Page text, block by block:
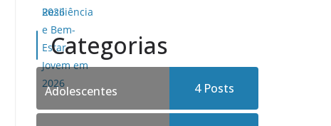
Categorias
Adolescentes 4 Posts